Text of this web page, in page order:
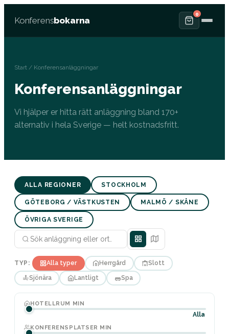
Konferensbokarna
0
Start / Konferensanläggningar
Konferensanläggningar
Vi hjälper er hitta rätt anläggning bland 170+
alternativ i hela Sverige — helt kostnadsfritt.
ALLA REGIONER STOCKHOLM
GÖTEBORG / VÄSTKUSTEN MALMÖ / SKÅNE
ÖVRIGA SVERIGE
TYP: Alla typer Herrgård Slott
Sjönära Lantligt Spa
HOTELLRUM MIN
Alla
KONFERENSPLATSER MIN